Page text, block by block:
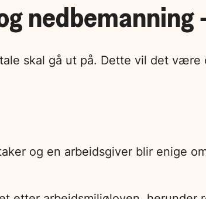
skal gå ut på. Dette vil det være
og en arbeidsgiver blir enige